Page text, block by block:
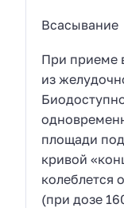
Всасывание
При приеме
из
площади
кривой
колеблется
(при дозе